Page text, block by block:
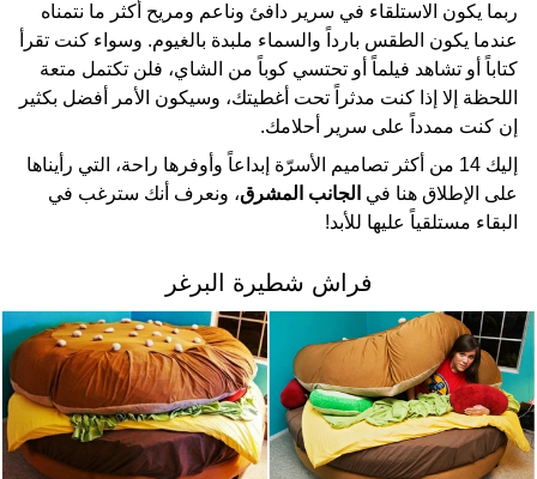
ربما يكون الاستلقاء في سرير دافئ وناعم ومريح أكثر ما نتمناه
عندما يكون الطقس بارداً والسماء ملبدة بالغيوم. وسواء كنت تقرأ
كتاباً أو تشاهد فيلماً أو تحتسي كوباً من الشاي، فلن تكتمل متعة
اللحظة إلا إذا كنت مدثراً تحت أغطيتك، وسيكون الأمر أفضل بكثير
إن كنت ممدداً على سرير أحلامك.
إليك 14 من أكثر تصاميم الأسرّة إبداعاً وأوفرها راحة، التي رأيناها
على الإطلاق هنا في الجانب المشرق، ونعرف أنك سترغب في
البقاء مستلقياً عليها للأبد!
فراش شطيرة البرغر